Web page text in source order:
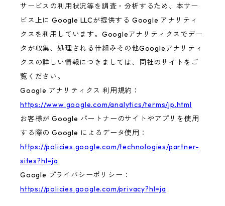
サービスの利用状況等を調査・分析するため、本サー
ビス上に Google LLCが提供する Google アナリティ
クスを利用しています。Googleアナリティクスでデー
タが収集、処理される仕組みその他Googleアナリティ
クスの詳しい情報につきましては、同社のサイトをご
覧ください。
Google アナリティクス 利用規約：
https://www.google.com/analytics/terms/jp.html
お客様が Google パートナーのサイトやアプリを使用
する際の Google によるデータ使用：
https://policies.google.com/technologies/partner-
sites?hl=ja
Google プライバシーポリシー：
https://policies.google.com/privacy?hl=ja